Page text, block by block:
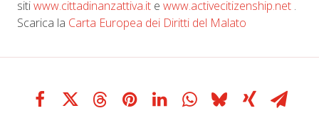
sitiwww.cittadinanzattiva.it e www.activecitizenship.net .
Scarica la Carta Europea dei Diritti del Malato